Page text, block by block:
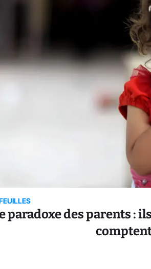
paradoxe des parents :